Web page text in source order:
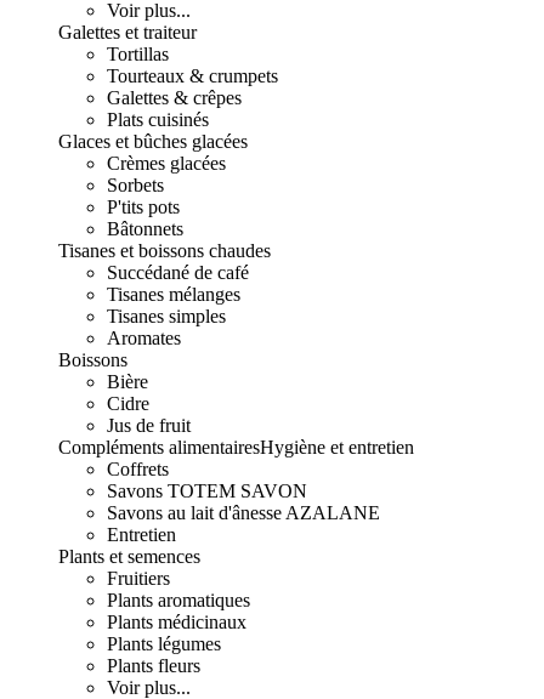
Voir plus...
Galettes et traiteur
Tortillas
Tourteaux & crumpets
Galettes & crêpes
Plats cuisinés
Glaces et bûches glacées
Crèmes glacées
Sorbets
P'tits pots
Bâtonnets
Tisanes et boissons chaudes
Succédané de café
Tisanes mélanges
Tisanes simples
Aromates
Boissons
Bière
Cidre
Jus de fruit
Compléments alimentairesHygiène et entretien
Coffrets
Savons TOTEM SAVON
Savons au lait d'ânesse AZALANE
Entretien
Plants et semences
Fruitiers
Plants aromatiques
Plants médicinaux
Plants légumes
Plants fleurs
Voir plus...